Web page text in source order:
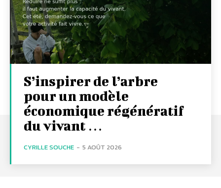
S’inspirer de l’arbre
pour un modèle
économique régénératif
du vivant …
CYRILLE SOUCHE - 5 AOÛT 2026